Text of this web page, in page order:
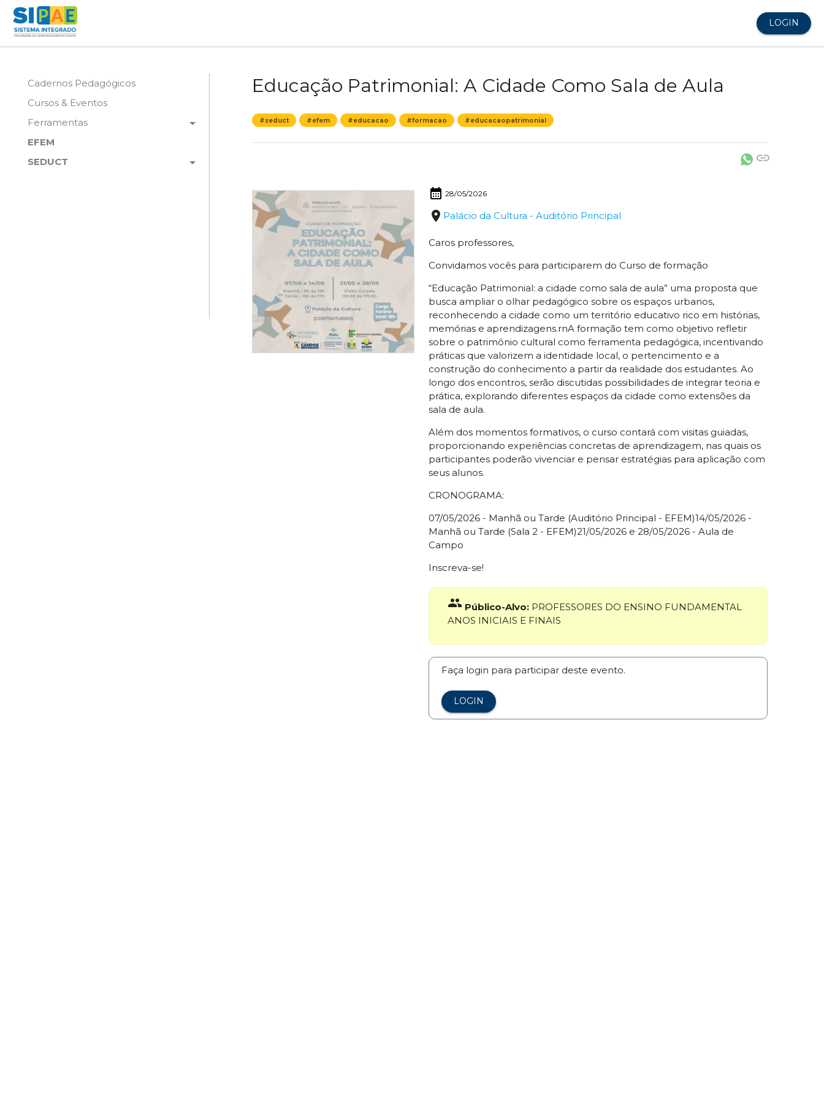
LOGIN
Cadernos Pedagógicos
Cursos & Eventos
arrow_drop_down
Ferramentas
EFEM
arrow_drop_down
SEDUCT
Educação Patrimonial: A Cidade Como Sala de Aula
#seduct #efem #educacao #formacao #educacaopatrimonial
link
calendar_month 28/05/2026
place Palácio da Cultura - Auditório Principal
Caros professores,
Convidamos vocês para participarem do Curso de formação
“Educação Patrimonial: a cidade como sala de aula” uma proposta que
busca ampliar o olhar pedagógico sobre os espaços urbanos,
reconhecendo a cidade como um território educativo rico em histórias,
memórias e aprendizagens.rnA formação tem como objetivo refletir
sobre o patrimônio cultural como ferramenta pedagógica, incentivando
práticas que valorizem a identidade local, o pertencimento e a
construção do conhecimento a partir da realidade dos estudantes. Ao
longo dos encontros, serão discutidas possibilidades de integrar teoria e
prática, explorando diferentes espaços da cidade como extensões da
sala de aula.
Além dos momentos formativos, o curso contará com visitas guiadas,
proporcionando experiências concretas de aprendizagem, nas quais os
participantes poderão vivenciar e pensar estratégias para aplicação com
seus alunos.
CRONOGRAMA:
07/05/2026 - Manhã ou Tarde (Auditório Principal - EFEM)14/05/2026 -
Manhã ou Tarde (Sala 2 - EFEM)21/05/2026 e 28/05/2026 - Aula de
Campo
Inscreva-se!
group Público-Alvo:PROFESSORES DO ENSINO FUNDAMENTAL
ANOS INICIAIS E FINAIS
Faça login para participar deste evento.
LOGIN